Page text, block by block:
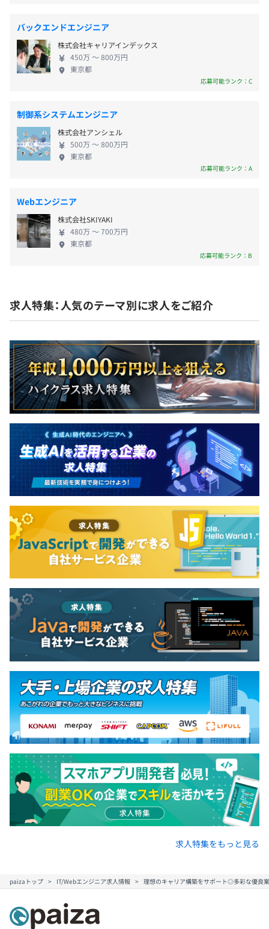
ます。
■OJT研修
会社や業務内容についてしっかり学べます。
資格取得時お祝い金制度もご用意しているので、積極的に
利用してください！
プロジェクトごとに選択
等級ごとに必要なスキル・能力を明確にしており、定量・
定性の両面から評価をおこなっています。
年1回、2〜3月に業務実績や個別に作成する個人目標を元
に査定面談を実施しますので、努力した分は必ず反映され
るスタイルを取っています。
明確な評価基準に基づき評価をして、キャリアアップへの
指標としていくため、納得感を持って働くことができま
す。
全社86名のうち、エンジニア70名ほどで構成されていま
す。
20代・30代が占める割合が全体の約70%。
年齢・性別・社歴関係なく、フラットにコミュニケーショ
ンを取れる文化が、社内の多様性へとつながっています。
1プロジェクトの単位期間は半年以上のものが中心となり
チーム人数は3人ほどの小規模なものから巨大なプロジェ
※弊社内では1〜6名のチームとなります。
■慶弔休暇
※休日に出勤した場合は振替休日を取得可能です。
※会社の方針として有給休暇の取得を推奨しております。
■交通費全額支給
■住居手当（本社から半径3km圏内に住む場合：2万円／
月）
■超過勤務手当
■役職手当
賞与なし
各種社会保険完備
無期雇用
3カ月（給与・待遇・その他に変わりありません）
用まで幅広く対応します。 ②パッケージツールの提
供 フルスクラッチで開発した自社ECサイトのシステ
ムをパッケージで提供しています。 お客様のニーズ
に合わせて自由なカスタマイズが可能です。 ③AI
「AI×〇〇」をキーワードに農業や幅広い分野への
若い会社◎成長を支える新戦力求む！ 弊社の平均年
齢は30歳。普段の業務の中でも分からないことがあ
ったら、先輩社員に気軽に質問できる風通しのよい
環境です。また、社員とのコミュニケーションの機会
も充実。 プロジェクトに関する情報交換をしたり、
とした雰囲気も魅力です！ 会社の成長過程を支え、
一層の事業拡大を目指す上で、新しいエンジニアの
力は必須。 長く活躍していただける新メンバーを求
め、今回の募集となりました。
バックエンドエンジニア
株式会社キャリアインデックス
450万 〜 800万円
東京都
応募可能ランク：C
制御系システムエンジニア
株式会社アンシェル
500万 〜 800万円
東京都
応募可能ランク：A
Webエンジニア
株式会社SKIYAKI
480万 〜 700万円
東京都
応募可能ランク：B
求人特集：人気のテーマ別に求人をご紹介
求人特集をもっと見る
paizaトップ IT/Webエンジニア求人情報 理想のキャリア構築をサポート◎多彩な優良